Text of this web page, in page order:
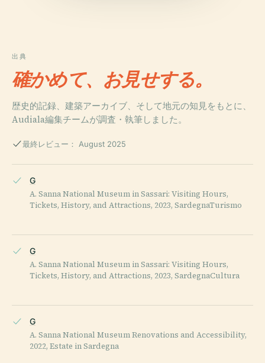
出典
確かめて、お見せする。
歴史的記録、建築アーカイブ、そして地元の知見をもとに、
Audiala編集チームが調査・執筆しました。
最終レビュー： August 2025
G
A. Sanna National Museum in Sassari: Visiting Hours,
Tickets, History, and Attractions, 2023, SardegnaTurismo
G
A. Sanna National Museum in Sassari: Visiting Hours,
Tickets, History, and Attractions, 2023, SardegnaCultura
G
A. Sanna National Museum Renovations and Accessibility,
2022, Estate in Sardegna